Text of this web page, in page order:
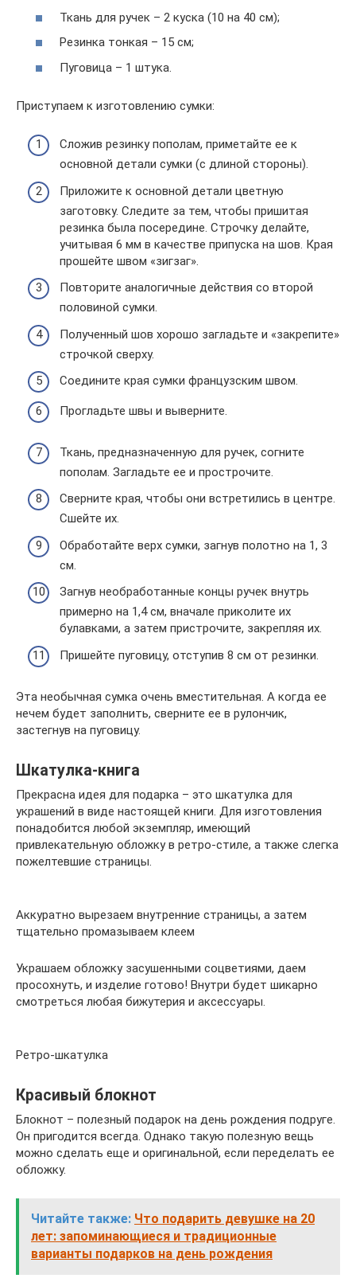
Ткань для ручек – 2 куска (10 на 40 см);
Резинка тонкая – 15 см;
Пуговица – 1 штука.
Приступаем к изготовлению сумки:
Сложив резинку пополам, приметайте ее к
основной детали сумки (с длиной стороны).
Приложите к основной детали цветную
заготовку. Следите за тем, чтобы пришитая
резинка была посередине. Строчку делайте,
учитывая 6 мм в качестве припуска на шов. Края
прошейте швом «зигзаг».
Повторите аналогичные действия со второй
половиной сумки.
Полученный шов хорошо загладьте и «закрепите»
строчкой сверху.
Соедините края сумки французским швом.
Прогладьте швы и выверните.
Ткань, предназначенную для ручек, согните
пополам. Загладьте ее и прострочите.
Сверните края, чтобы они встретились в центре.
Сшейте их.
Обработайте верх сумки, загнув полотно на 1, 3
см.
Загнув необработанные концы ручек внутрь
примерно на 1,4 см, вначале приколите их
булавками, а затем пристрочите, закрепляя их.
Пришейте пуговицу, отступив 8 см от резинки.
Эта необычная сумка очень вместительная. А когда ее
нечем будет заполнить, сверните ее в рулончик,
застегнув на пуговицу.
Шкатулка-книга
Прекрасна идея для подарка – это шкатулка для
украшений в виде настоящей книги. Для изготовления
понадобится любой экземпляр, имеющий
привлекательную обложку в ретро-стиле, а также слегка
пожелтевшие страницы.
Аккуратно вырезаем внутренние страницы, а затем
тщательно промазываем клеем
Украшаем обложку засушенными соцветиями, даем
просохнуть, и изделие готово! Внутри будет шикарно
смотреться любая бижутерия и аксессуары.
Ретро-шкатулка
Красивый блокнот
Блокнот – полезный подарок на день рождения подруге.
Он пригодится всегда. Однако такую полезную вещь
можно сделать еще и оригинальной, если переделать ее
обложку.
Читайте также: Что подарить девушке на 20
лет: запоминающиеся и традиционные
варианты подарков на день рождения